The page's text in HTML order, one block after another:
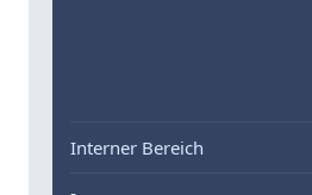
Interner Bereich